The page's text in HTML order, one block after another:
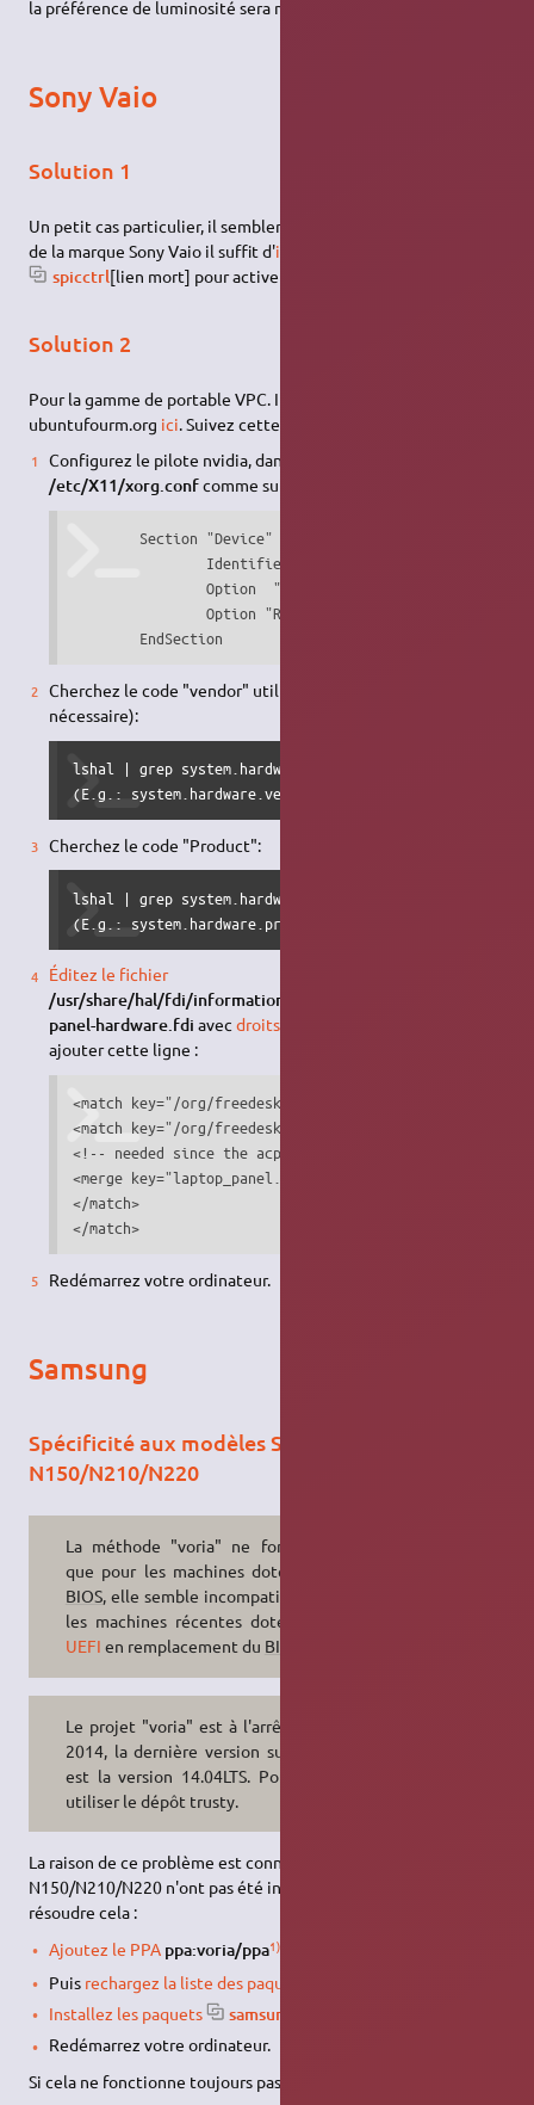
la préférence de luminosité sera mémorisée !
Sony Vaio
Solution 1
Un petit cas particulier, il semblerait que pour les ordinateurs
de la marque Sony Vaio il suffit d'installer le paquet
spicctrl[lien mort] pour activer la gestion de la luminosité.
Solution 2
Pour la gamme de portable VPC. Informations prises du forum
ubuntufourm.org ici. Suivez cette procédure:
Configurez le pilote nvidia, dans le fichier
/etc/X11/xorg.confcomme suit :
	EndSection
Cherchez le code "vendor" utilisé par hal (à installer si
nécessaire):
lshal | grep system.hardware.vendor
(E.g.: system.hardware.vendor = 'Sony Corporation )
Cherchez le code "Product":
lshal | grep system.hardware.product
(E.g.: system.hardware.product = 'VPCF113FX' )
Éditez le fichier
/usr/share/hal/fdi/information/10freedesktop/10-laptop-
panel-hardware.fdi avec droits super-utilisateur
ajouter cette ligne :
<match key="/org/freedesktop/Hal/devices/
<match key="/org/freedesktop/Hal/devices/
<!-- needed since the acpi video module reports it
<merge key="laptop_panel.brightness_in_hardware"
</match>
</match>
Redémarrez votre ordinateur.
Samsung
Spécificité aux modèles Samsung
N150/N210/N220
La méthode "voria" ne fonctionne
que pour les machines dotées d'un
BIOS, elle semble incompatible avec
les machines récentes dotées d'un
UEFI en remplacement du BIOS
Le projet "voria" est à l'arrêt depuis
2014, la dernière version supportée
est la version 14.04LTS. Pour 16.04
utiliser le dépôt trusty.
La raison de ce problème est connue, les modèles Samsung
N150/N210/N220 n'ont pas été intégrés aux règles udev. Pour
résoudre cela :
Ajoutez le PPA ppa:voria/ppa1)dans vos sources de logiciels,
Puis rechargez la liste des paquets
Installez les paquets
samsung-tools, samsung-backlight
Redémarrez votre ordinateur.
Si cela ne fonctionne toujours pas :